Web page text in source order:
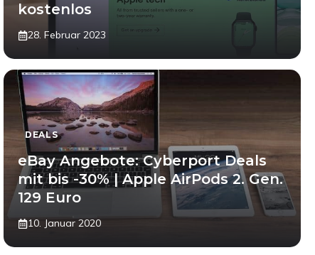
kostenlos
28. Februar 2023
DEALS
eBay Angebote: Cyberport Deals
mit bis -30% | Apple AirPods 2. Gen.
129 Euro
10. Januar 2020